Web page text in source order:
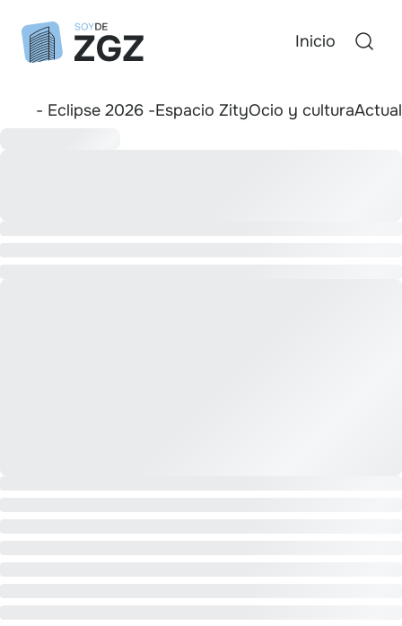
Inicio
- Eclipse 2026 -Espacio ZityOcio y cultura